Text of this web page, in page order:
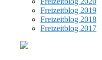
Freizeitblog 2019
Freizeitblog 2018
Freizeitblog 2017